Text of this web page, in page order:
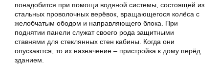
понадобится при помощи водяной системы, состоящей из
стальных проволочных верёвок, вращающегося колёса с
желобчатым ободом и направляющего блока. При
поднятии панели служат своего рода защитными
ставнями для стеклянных стен кабины. Когда они
опускаются, то их назначение – пристройка к дому перёд
зданием.